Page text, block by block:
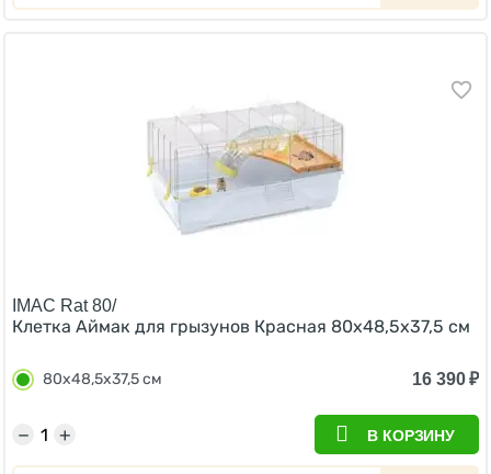
IMAC Rat 80/
Клетка Аймак для грызунов Красная 80х48,5х37,5 см
80х48,5х37,5 см 16 390₽
+
− В КОРЗИНУ